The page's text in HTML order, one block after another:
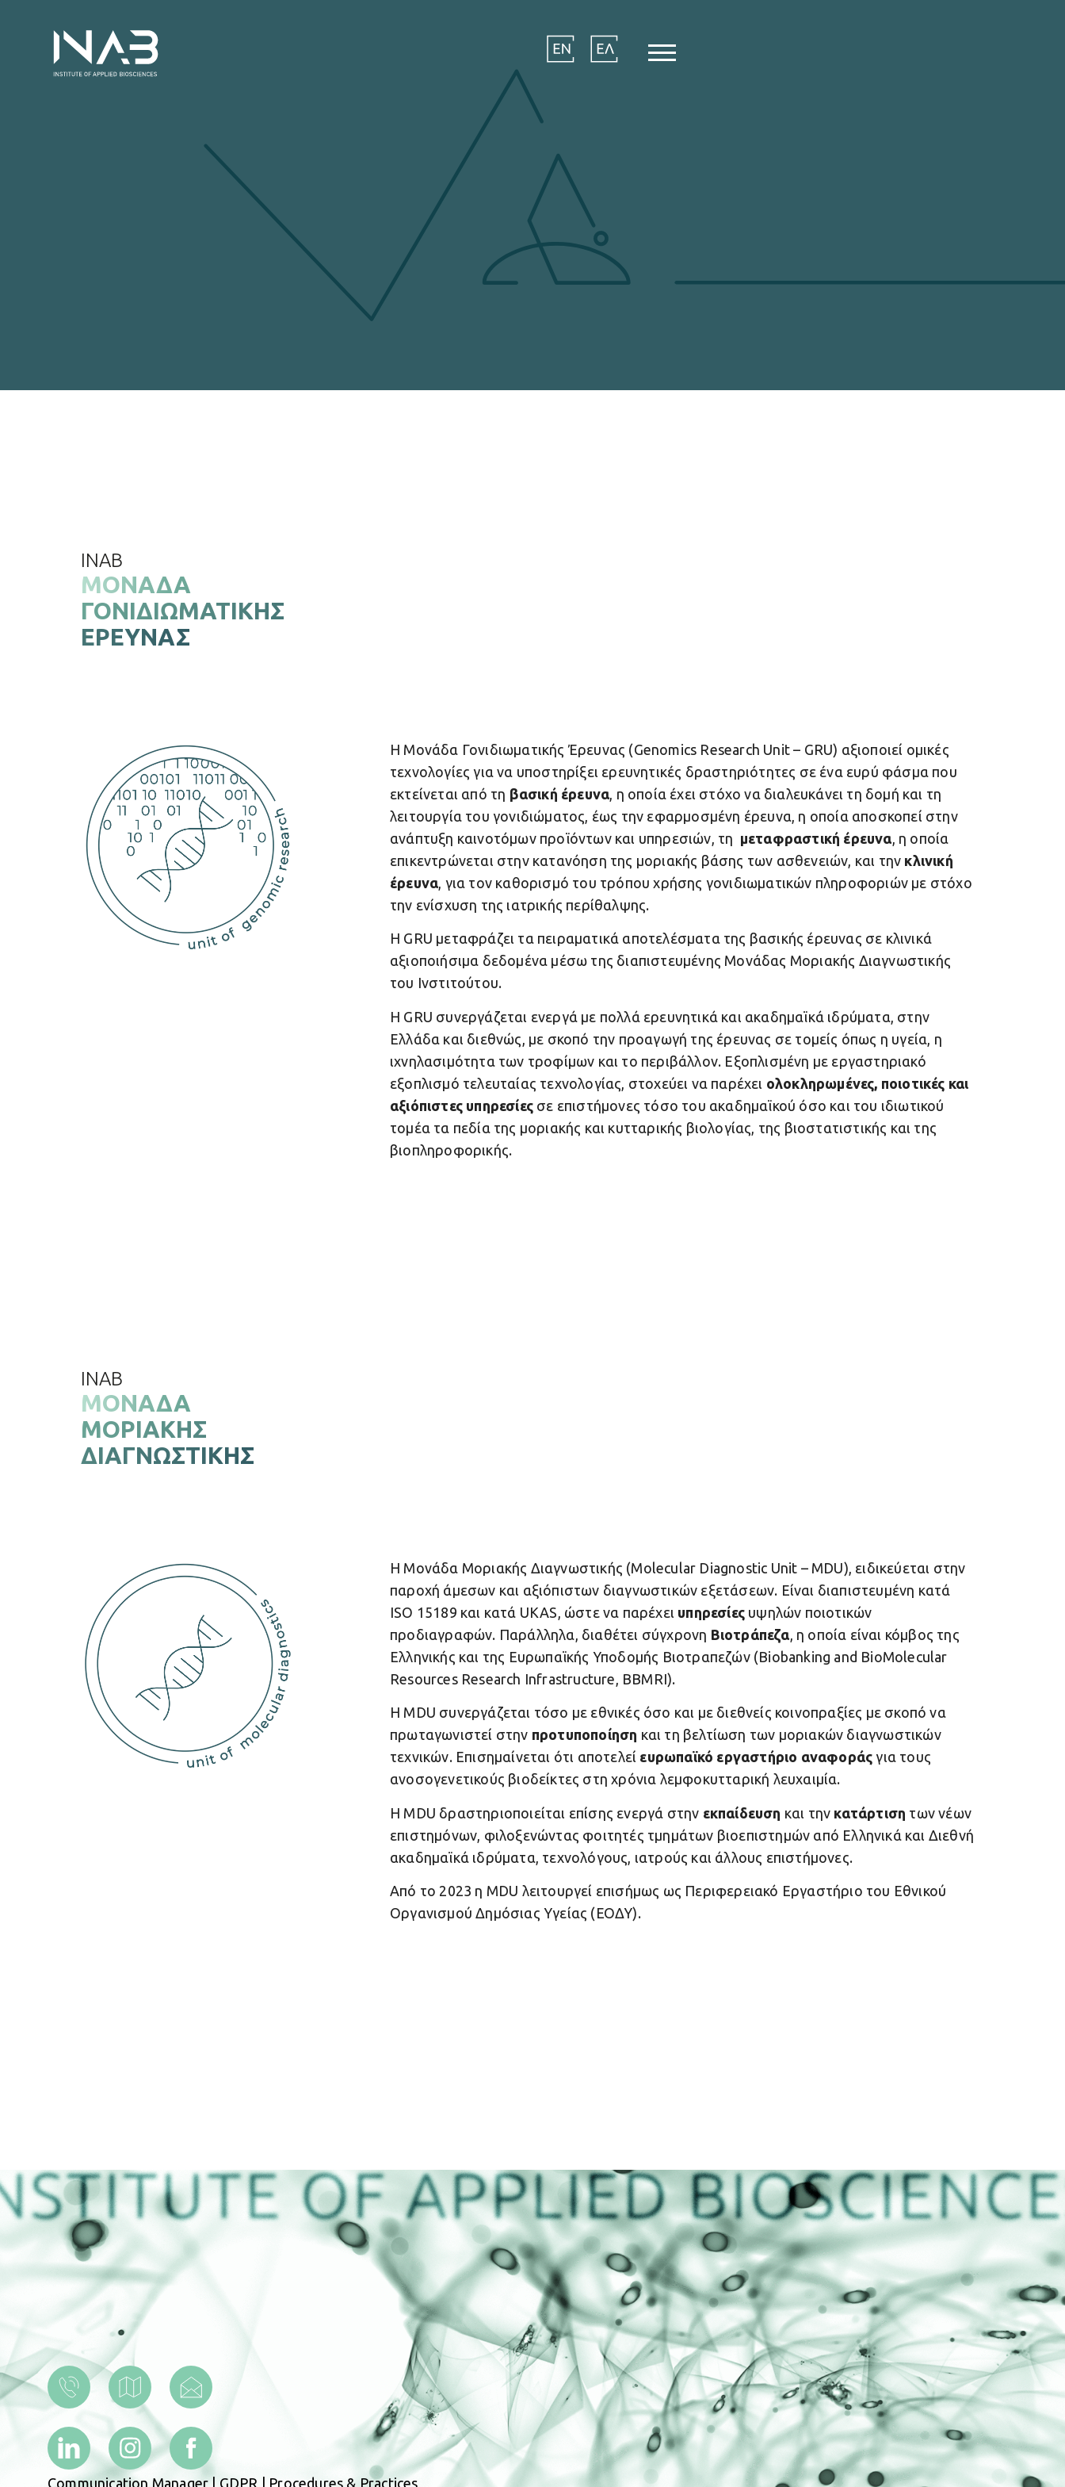
INAB
ΜΟΝΆΔΑ
ΓΟΝΙΔΙΩΜΑΤΙΚΉΣ
ΈΡΕΥΝΑΣ
Η Μονάδα Γονιδιωματικής Έρευνας (Genomics Research Unit – GRU) αξιοποιεί ομικές
τεχνολογίες για να υποστηρίξει ερευνητικές δραστηριότητες σε ένα ευρύ φάσμα που
εκτείνεται από τη βασική έρευνα, η οποία έχει στόχο να διαλευκάνει τη δομή και τη
λειτουργία του γονιδιώματος, έως την εφαρμοσμένη έρευνα, η οποία αποσκοπεί στην
ανάπτυξη καινοτόμων προϊόντων και υπηρεσιών, τη μεταφραστική έρευνα, η οποία
επικεντρώνεται στην κατανόηση της μοριακής βάσης των ασθενειών, και την κλινική
έρευνα, για τον καθορισμό του τρόπου χρήσης γονιδιωματικών πληροφοριών με στόχο
την ενίσχυση της ιατρικής περίθαλψης.
Η GRU μεταφράζει τα πειραματικά αποτελέσματα της βασικής έρευνας σε κλινικά
αξιοποιήσιμα δεδομένα μέσω της διαπιστευμένης Μονάδας Μοριακής Διαγνωστικής
του Ινστιτούτου.
Η GRU συνεργάζεται ενεργά με πολλά ερευνητικά και ακαδημαϊκά ιδρύματα, στην
Ελλάδα και διεθνώς, με σκοπό την προαγωγή της έρευνας σε τομείς όπως η υγεία, η
ιχνηλασιμότητα των τροφίμων και το περιβάλλον. Εξοπλισμένη με εργαστηριακό
εξοπλισμό τελευταίας τεχνολογίας, στοχεύει να παρέχει ολοκληρωμένες, ποιοτικές και
αξιόπιστες υπηρεσίεςσε επιστήμονες τόσο του ακαδημαϊκού όσο και του ιδιωτικού
τομέα τα πεδία της μοριακής και κυτταρικής βιολογίας, της βιοστατιστικής και της
βιοπληροφορικής.
INAB
ΜΟΝΆΔΑ
ΜΟΡΙΑΚΉΣ
ΔΙΑΓΝΩΣΤΙΚΉΣ
Η Μονάδα Μοριακής Διαγνωστικής (Molecular Diagnostic Unit – MDU), ειδικεύεται στην
παροχή άμεσων και αξιόπιστων διαγνωστικών εξετάσεων. Είναι διαπιστευμένη κατά
ISO 15189 και κατά UKAS, ώστε να παρέχει υπηρεσίες υψηλών ποιοτικών
προδιαγραφών. Παράλληλα, διαθέτει σύγχρονη Βιοτράπεζα , η οποία είναι κόμβος της
Ελληνικής και της Ευρωπαϊκής Υποδομής Βιοτραπεζών (Biobanking and BioMolecular
Resources Research Infrastructure, BBMRI).
Η MDU συνεργάζεται τόσο με εθνικές όσο και με διεθνείς κοινοπραξίες με σκοπό να
πρωταγωνιστεί στην προτυποποίηση και τη βελτίωση των μοριακών διαγνωστικών
τεχνικών. Επισημαίνεται ότι αποτελεί ευρωπαϊκό εργαστήριο αναφοράς για τους
ανοσογενετικούς βιοδείκτες στη χρόνια λεμφοκυτταρική λευχαιμία.
Η MDU δραστηριοποιείται επίσης ενεργά στην εκπαίδευση και την κατάρτιση των νέων
επιστημόνων, φιλοξενώντας φοιτητές τμημάτων βιοεπιστημών από Ελληνικά και Διεθνή
ακαδημαϊκά ιδρύματα, τεχνολόγους, ιατρούς και άλλους επιστήμονες.
Από το 2023 η MDU λειτουργεί επισήμως ως Περιφερειακό Εργαστήριο του Εθνικού
Οργανισμού Δημόσιας Υγείας (ΕΟΔΥ).
Communication Manager| GDPR Procedures & Practices